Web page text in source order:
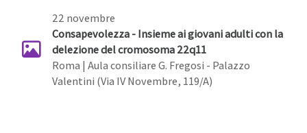
22 novembre
Consapevolezza - Insieme ai giovani adulti con la
delezione del cromosoma 22q11
Roma | Aula consiliare G. Fregosi - Palazzo
Valentini (Via IV Novembre, 119/A)